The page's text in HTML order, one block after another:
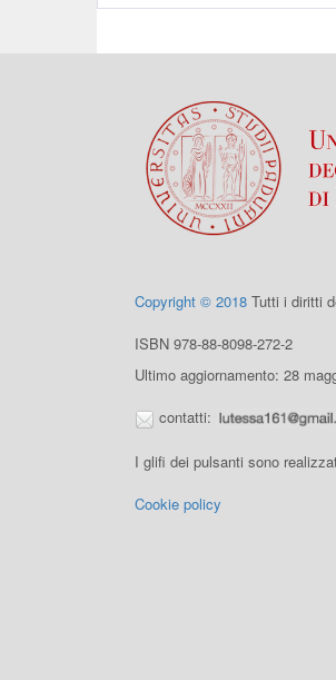
Copyright © 2018 Tutti i diritti
ISBN 978-88-8098-272-2
Ultimo aggiornamento: 28
contatti:
I glifi dei pulsanti sono
Cookie policy